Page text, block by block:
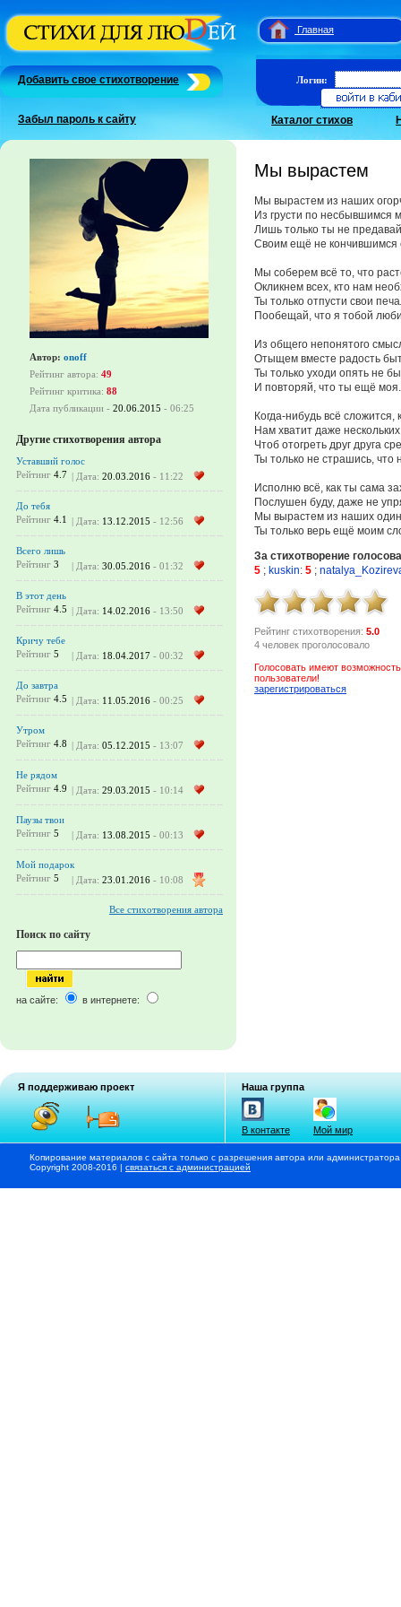
Главная
Добавить свое стихотворение
Забыл пароль к сайту
Логин:
Каталог стихов
Автор: onoff
Рейтинг автора: 49
Рейтинг критика: 88
Дата публикации - 20.06.2015 - 06:25
Другие стихотворения автора
Уставший голос
Рейтинг 4.7 | Дата: 20.03.2016 - 11:22
До тебя
Рейтинг 4.1 | Дата: 13.12.2015 - 12:56
Всего лишь
Рейтинг 3 | Дата: 30.05.2016 - 01:32
В этот день
Рейтинг 4.5 | Дата: 14.02.2016 - 13:50
Кричу тебе
Рейтинг 5 | Дата: 18.04.2017 - 00:32
До завтра
Рейтинг 4.5 | Дата: 11.05.2016 - 00:25
Утром
Рейтинг 4.8 | Дата: 05.12.2015 - 13:07
Не рядом
Рейтинг 4.9 | Дата: 29.03.2015 - 10:14
Паузы твои
Рейтинг 5 | Дата: 13.08.2015 - 00:13
Мой подарок
Рейтинг 5 | Дата: 23.01.2016 - 10:08
Все стихотворения автора
Поиск по сайту
на сайте: в интернете:
Мы вырастем
Мы вырастем из наших
Из грусти по несбывшимся
Лишь только ты не
Своим ещё не кончившимся
Мы соберем всё то, что
Окликнем всех, кто нам
Ты только отпусти свои
Пообещай, что я тобой
Из общего непонятого
Отыщем вместе радость
Ты только уходи опять не
И повторяй, что ты ещё моя.
Когда-нибудь всё сложится,
Нам хватит даже
Чтоб отогреть друг друга
Ты только не страшись, что
Исполню всё, как ты сама
Послушен буду, даже не
Мы вырастем из наших
Ты только верь ещё моим
За стихотворение
5 ; kuskin: 5 ;
Рейтинг стихотворения: 5.0
4 человек проголосовало
Голосовать имеют
пользователи!
зарегистрироваться
Я поддерживаю проект Наша группа
В контакте Мой мир
Копирование материалов с сайта только с разрешения автора или
Copyright 2008-2016 | связаться с администрацией